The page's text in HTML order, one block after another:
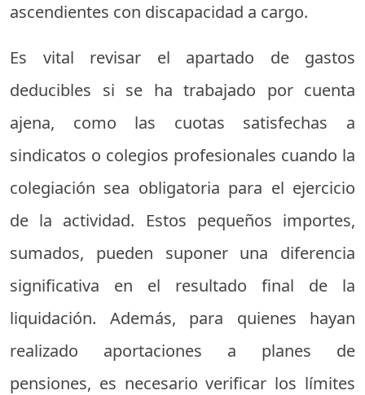
ascendientes con discapacidad a cargo.
Es vital revisar el apartado de gastos
deducibles si se ha trabajado por cuenta
ajena, como las cuotas satisfechas a
sindicatos o colegios profesionales cuando la
colegiación sea obligatoria para el ejercicio
de la actividad. Estos pequeños importes,
sumados, pueden suponer una diferencia
significativa en el resultado final de la
liquidación. Además, para quienes hayan
realizado aportaciones a planes de
pensiones, es necesario verificar los límites